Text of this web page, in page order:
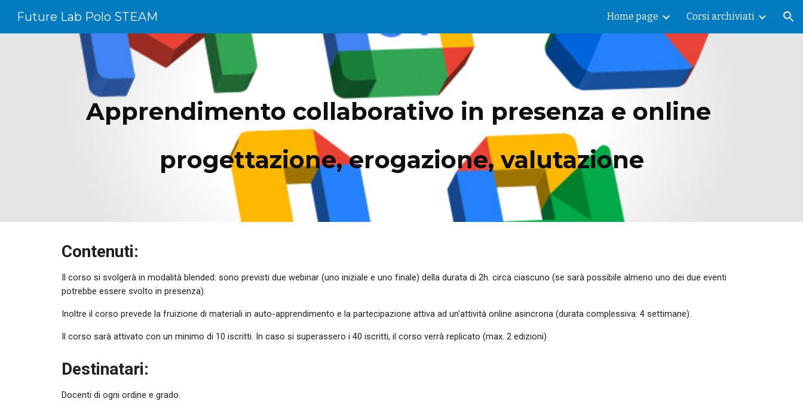
Future Lab Polo STEAM Home page Corsi archiviati
Apprendimento collaborativo in presenza e online
progettazione, erogazione, valutazione
Contenuti:
Il corso si svolgerà in modalità blended: sono previsti due webinar (uno iniziale e uno finale) della durata di 2h. circa ciascuno (se sarà possibile almeno uno dei due eventi
potrebbe essere svolto in presenza).
Inoltre il corso prevede la fruizione di materiali in auto-apprendimento e la partecipazione attiva ad un’attività online asincrona (durata complessiva: 4 settimane).
Il corso sarà attivato con un minimo di 10 iscritti. In caso si superassero i 40 iscritti, il corso verrà replicato (max. 2 edizioni)
Destinatari:
Docenti di ogni ordine e grado.